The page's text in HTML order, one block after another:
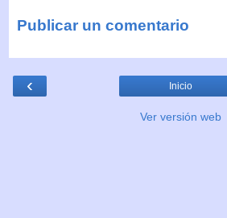
Publicar un comentario
‹ Inicio
Ver versión web